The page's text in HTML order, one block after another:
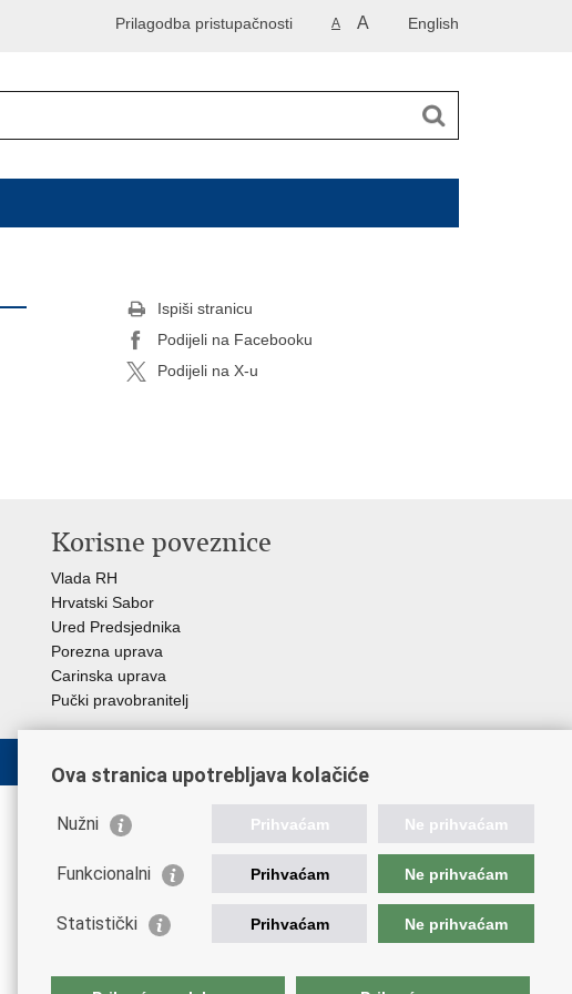
English
A A
Prilagodba pristupačnosti
Ispiši stranicu
Podijeli na Facebooku
Podijeli na X-u
Korisne poveznice
Vlada RH
Hrvatski Sabor
Ured Predsjednika
Porezna uprava
Carinska uprava
Pučki pravobranitelj
Ova stranica upotrebljava kolačiće
Nužni Prihvaćam Ne prihvaćam
Funkcionalni Prihvaćam Ne prihvaćam
Statistički Prihvaćam Ne prihvaćam